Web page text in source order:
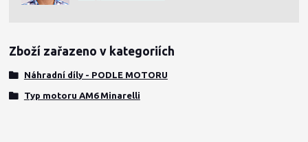
Zboží zařazeno v kategoriích
Náhradní díly - PODLE MOTORU
Typ motoru AM6 Minarelli